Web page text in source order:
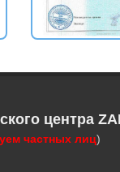
центра
частных лиц)